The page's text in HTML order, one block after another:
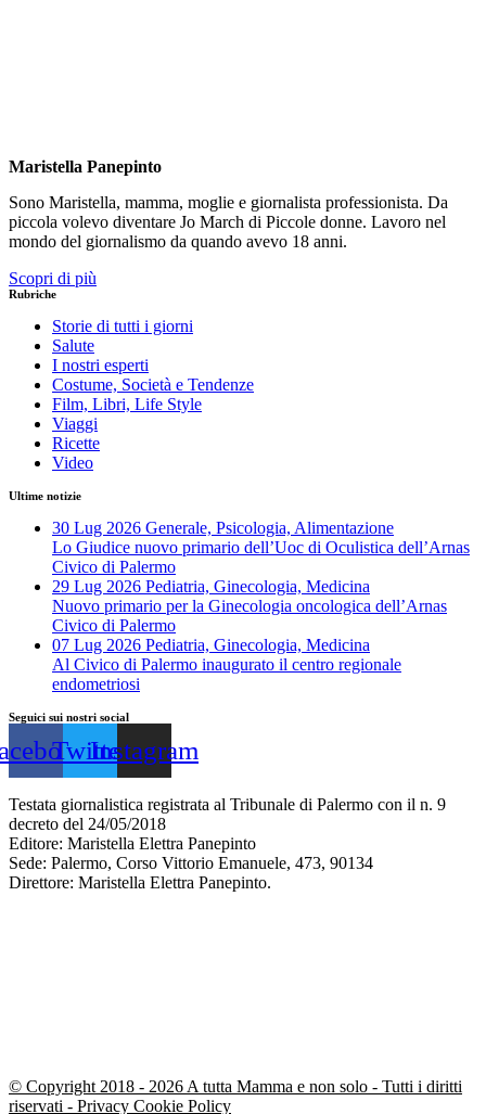
Maristella Panepinto
Sono Maristella, mamma, moglie e giornalista professionista. Da
piccola volevo diventare Jo March di Piccole donne. Lavoro nel
mondo del giornalismo da quando avevo 18 anni.
Scopri di più
Rubriche
Storie di tutti i giorni
Salute
I nostri esperti
Costume, Società e Tendenze
Film, Libri, Life Style
Viaggi
Ricette
Video
Ultime notizie
30 Lug 2026 Generale, Psicologia, Alimentazione
Lo Giudice nuovo primario dell’Uoc di Oculistica dell’Arnas
Civico di Palermo
29 Lug 2026 Pediatria, Ginecologia, Medicina
Nuovo primario per la Ginecologia oncologica dell’Arnas
Civico di Palermo
07 Lug 2026 Pediatria, Ginecologia, Medicina
Al Civico di Palermo inaugurato il centro regionale
endometriosi
Seguici sui nostri social
TwitterInstagram
Testata giornalistica registrata al Tribunale di Palermo con il n. 9
decreto del 24/05/2018
Editore: Maristella Elettra Panepinto
Sede: Palermo, Corso Vittorio Emanuele, 473, 90134
Direttore: Maristella Elettra Panepinto.
© Copyright 2018 - 2026 A tutta Mamma e non solo - Tutti i diritti
riservati - Privacy Cookie Policy